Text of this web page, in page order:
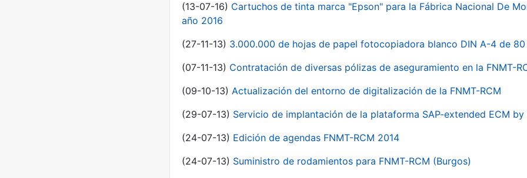
(13-07-16) Cartuchos de tinta marca "Epson" para la Fábrica Nacional De
año 2016
(27-11-13) 3.000.000 de hojas de papel fotocopiadora blanco DIN A-4 de 80
(07-11-13) Contratación de diversas pólizas de aseguramiento en la FNMT-
(09-10-13) Actualización del entorno de digitalización de la FNMT-RCM
(29-07-13) Servicio de implantación de la plataforma SAP-extended ECM by
(24-07-13) Edición de agendas FNMT-RCM 2014
(24-07-13) Suministro de rodamientos para FNMT-RCM (Burgos)